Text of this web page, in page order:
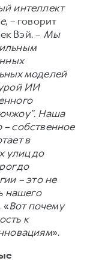
интеллект
, – говорит
Вэй. – Мы
моделей
ИИ
Наша
собственное
в
улиц до
до
– это не
нашего
«Вот почему
к
».